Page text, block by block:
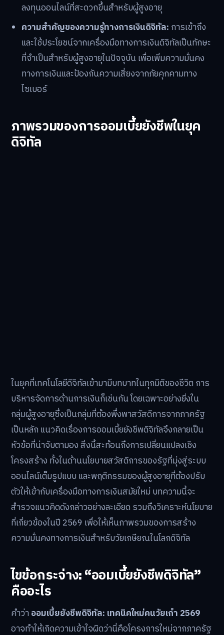
ลงทุนออนไลน์ที่สะดวกขึ้นสำหรับผู้สูงอายุ
ความสำคัญของความรู้ทางการเงินดิจิทัล: การเข้าถึง
และใช้ประโยชน์จากเครื่องมือทางการเงินดิจิทัลเป็นทักษะ
ที่จำเป็นสำหรับผู้สูงอายุในปัจจุบัน เพื่อเพิ่มความมั่นคง
ทางการเงินและป้องกันความเสี่ยงจากภัยคุกคามทาง
ไซเบอร์
ภาพรวมของการออมเบี้ยยังชีพในยุค
ดิจิทัล
ในยุคที่เทคโนโลยีดิจิทัลเข้ามามีบทบาทในทุกมิติของชีวิต การ
บริหารจัดการด้านการเงินก็เช่นกัน โดยเฉพาะอย่างยิ่งใน
กลุ่มผู้สูงอายุซึ่งเป็นกลุ่มที่ต้องพึ่งพาสวัสดิการจากภาครัฐ
เป็นหลัก แนวคิดเรื่องการออมเบี้ยยังชีพดิจิทัลจึงกลายเป็น
หัวข้อที่น่าจับตามอง สิ่งนี้สะท้อนถึงการเปลี่ยนแปลงเชิง
โครงสร้าง ทั้งในด้านนโยบายสวัสดิการของรัฐที่มุ่งสู่ระบบ
ออนไลน์เต็มรูปแบบ และพฤติกรรมของผู้สูงอายุที่ต้องปรับ
ตัวให้เข้ากับเครื่องมือทางการเงินสมัยใหม่ บทความนี้จะ
สำรวจแนวคิดดังกล่าวอย่างละเอียด รวมถึงวิเคราะห์นโยบาย
ที่เกี่ยวข้องในปี 2569 เพื่อให้เห็นภาพรวมของการสร้าง
ความมั่นคงทางการเงินสำหรับวัยเกษียณในโลกดิจิทัล
ไขข้อกระจ่าง: “ออมเบี้ยยังชีพดิจิทัล”
คืออะไร
คำว่า ออมเบี้ยยังชีพดิจิทัล: เทคนิคใหม่คนวัยเก๋า 2569
อาจทำให้เกิดความเข้าใจผิดว่านี่คือโครงการใหม่จากภาครัฐ